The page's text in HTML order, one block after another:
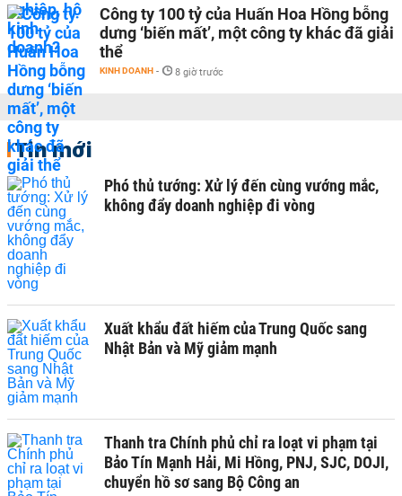
Công ty 100 tỷ của Huấn Hoa Hồng bỗng
dưng ‘biến mất’, một công ty khác đã giải
thể
KINH DOANH - 8 giờ trước
Tin mới
Phó thủ tướng: Xử lý đến cùng vướng mắc,
không đẩy doanh nghiệp đi vòng
Xuất khẩu đất hiếm của Trung Quốc sang
Nhật Bản và Mỹ giảm mạnh
Thanh tra Chính phủ chỉ ra loạt vi phạm tại
Bảo Tín Mạnh Hải, Mi Hồng, PNJ, SJC, DOJI,
chuyển hồ sơ sang Bộ Công an